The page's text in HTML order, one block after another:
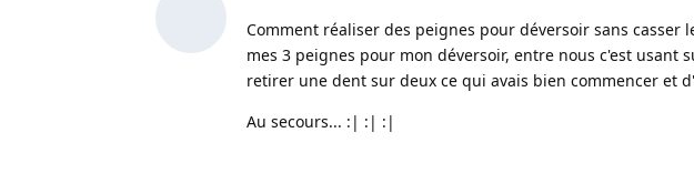
Comment réaliser des peignes pour déversoir sans casser
mes 3 peignes pour mon déversoir, entre nous c'est usant
retirer une dent sur deux ce qui avais bien commencer et
Au secours... :| :| :|